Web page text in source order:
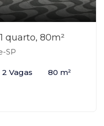
quarto, 80m²
SP
2 Vagas 80 m²